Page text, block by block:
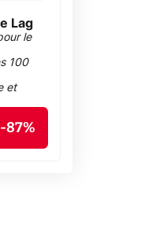
Lag
le
100
et
87%